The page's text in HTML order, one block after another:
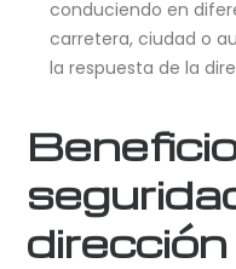
conduciendo en
carretera, ciudad o
la respuesta de la